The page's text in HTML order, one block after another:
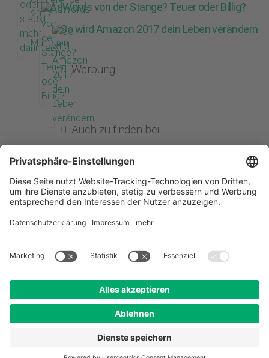
AdWords von der Stange? Teuer oder Billig?
So wird Amazon 2017 dein Leben verändern
Werbung
Auch zu finden bei
Search
BLOG VORTRÄGE
KONTAKT
GOOGLE ADS BERATUNG
©2018 WWW.CHRISTIAN-PENSELER.DE